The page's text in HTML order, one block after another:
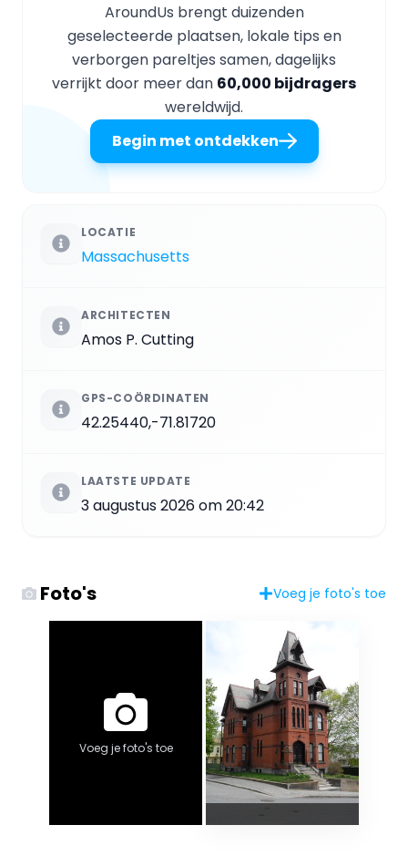
AroundUs brengt duizenden
geselecteerde plaatsen, lokale tips en
verborgen pareltjes samen, dagelijks
verrijkt door meer dan 60,000 bijdragers
wereldwijd.
Begin met ontdekken
LOCATIE
Massachusetts
ARCHITECTEN
Amos P. Cutting
GPS-COÖRDINATEN
42.25440,-71.81720
LAATSTE UPDATE
3 augustus 2026 om 20:42
Foto's Voeg je foto's toe
Voeg je foto's toe